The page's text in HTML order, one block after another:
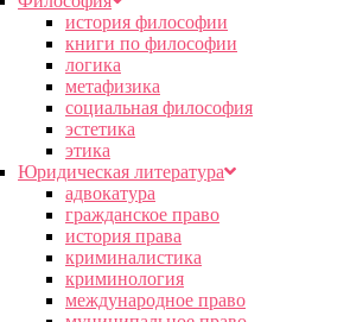
история философии
книги по философии
логика
метафизика
социальная философия
эстетика
этика
Юридическая литература
адвокатура
гражданское право
история права
криминалистика
криминология
международное право